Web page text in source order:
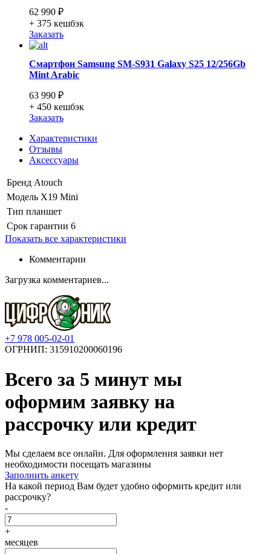
62 990 ₽
+ 375 кешбэк
Заказать
Смартфон Samsung SM-S931 Galaxy S25 12/256Gb
Mint Arabic
63 990 ₽
+ 450 кешбэк
Заказать
Характеристики
Отзывы
Аксессуары
Бренд Atouch
Модель X19 Mini
Тип планшет
Срок гарантии 6
Показать все характеристики
Комментарии
Загрузка комментариев...
+7 978 005-02-01
ОГРНИП: 315910200060196
Всего за 5 минут мы
оформим заявку на
рассрочку или кредит
Мы сделаем все онлайн. Для оформления заявки нет
необходимости посещать магазины
Заполнить анкету
На какой период Вам будет удобно оформить кредит или
рассрочку?
-
+
месяцев